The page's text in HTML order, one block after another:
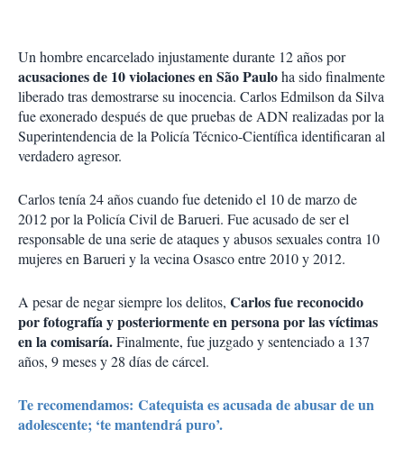
Un hombre encarcelado injustamente durante 12 años por
acusaciones de 10 violaciones en São Pauloha sido finalmente
liberado tras demostrarse su inocencia. Carlos Edmilson da Silva
fue exonerado después de que pruebas de ADN realizadas por la
Superintendencia de la Policía Técnico-Científica identificaran al
verdadero agresor.
Carlos tenía 24 años cuando fue detenido el 10 de marzo de
2012 por la Policía Civil de Barueri. Fue acusado de ser el
responsable de una serie de ataques y abusos sexuales contra 10
mujeres en Barueri y la vecina Osasco entre 2010 y 2012.
A pesar de negar siempre los delitos, Carlos fue reconocido
por fotografía y posteriormente en persona por las víctimas
en la comisaría.Finalmente, fue juzgado y sentenciado a 137
años, 9 meses y 28 días de cárcel.
Te recomendamos: Catequista es acusada de abusar de un
adolescente; ‘te mantendrá puro’.